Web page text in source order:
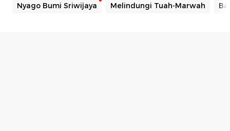
Nyago Bumi Sriwijaya Melindungi Tuah-Marwah